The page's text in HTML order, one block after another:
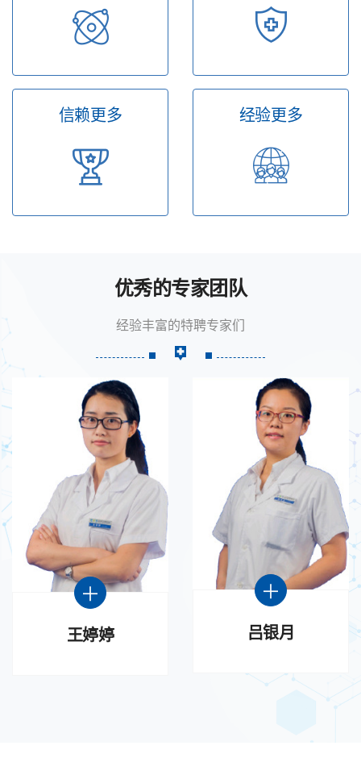
信赖更多 经验更多
优秀的专家团队
经验丰富的特聘专家们
王婷婷 吕银月